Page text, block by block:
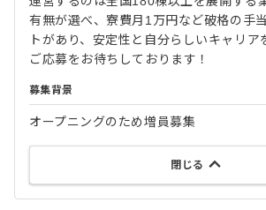
有無が選べ、寮費月1万円など破格の手
トがあり、安定性と自分らしいキャリア
ご応募をお待ちしております！
募集背景
オープニングのため増員募集
閉じる